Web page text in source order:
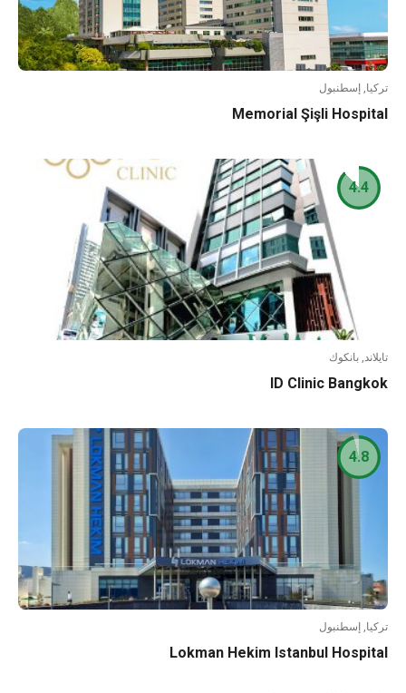
تركيا, إسطنبول
Memorial Şişli Hospital
تايلاند, بانكوك
ID Clinic Bangkok
4.4
تركيا, إسطنبول
Lokman Hekim Istanbul Hospital
4.8